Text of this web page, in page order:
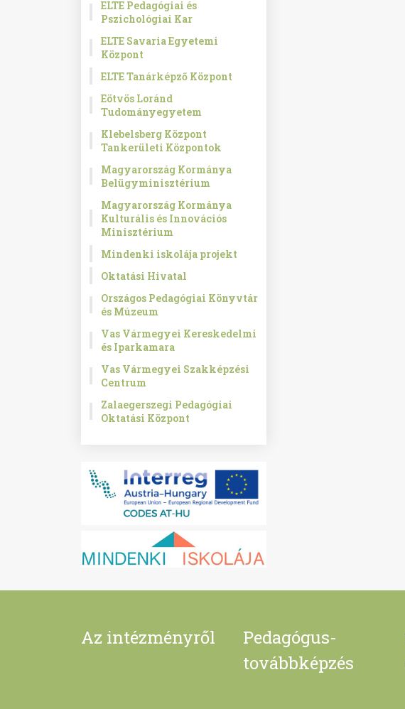
ELTE Pedagógiai és
Pszichológiai Kar
ELTE Savaria Egyetemi
Központ
ELTE Tanárképző Központ
Eötvös Loránd
Tudományegyetem
Klebelsberg Központ
Tankerületi Központok
Magyarország Kormánya
Belügyminisztérium
Magyarország Kormánya
Kulturális és Innovációs
Minisztérium
Mindenki iskolája projekt
Oktatási Hivatal
Országos Pedagógiai Könyvtár
és Múzeum
Vas Vármegyei Kereskedelmi
és Iparkamara
Vas Vármegyei Szakképzési
Centrum
Zalaegerszegi Pedagógiai
Oktatási Központ
Az intézményről
Pedagógus-
továbbképzés